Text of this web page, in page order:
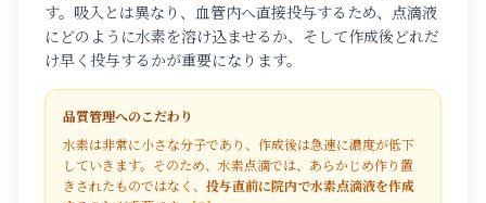
す。吸入とは異なり、血管内へ直接投与するため、点滴液
にどのように水素を溶け込ませるか、そして作成後どれだ
け早く投与するかが重要になります。
品質管理へのこだわり
水素は非常に小さな分子であり、作成後は急速に濃度が低下
していきます。そのため、水素点滴では、あらかじめ作り置
きされたものではなく、 投与直前に院内で水素点滴液を作成